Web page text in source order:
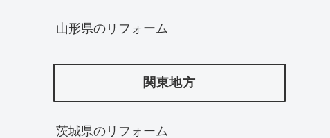
山形県のリフォーム
関東地方
茨城県のリフォーム